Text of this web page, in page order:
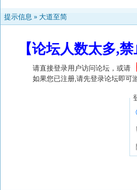
提示信息 » 大道至简
【论坛人数太多,
请直接登录用户访问论坛，或请
如果您已注册,请先登录论坛即可